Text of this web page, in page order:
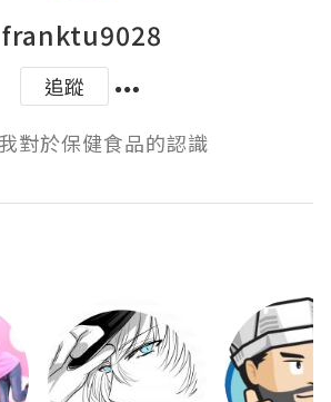
franktu9028
追蹤
對於保健食品的認識